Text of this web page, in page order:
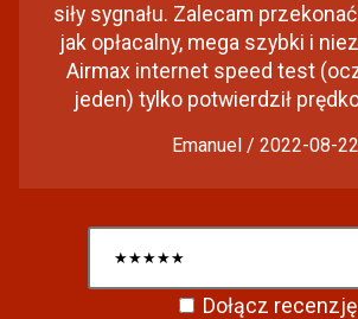
siły sygnału. Zalecam
jak opłacalny, mega szybki i
Airmax internet speed test
jeden) tylko potwierdził
Emanuel / 2022-08-22
Dołącz recenzję